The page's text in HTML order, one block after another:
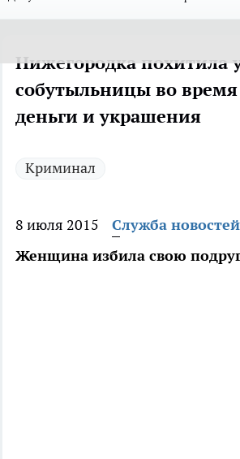
Нижегородка похитила
собутыльницы во время
деньги и украшения
Криминал
8 июля 2015
Служба
Женщина избила свою